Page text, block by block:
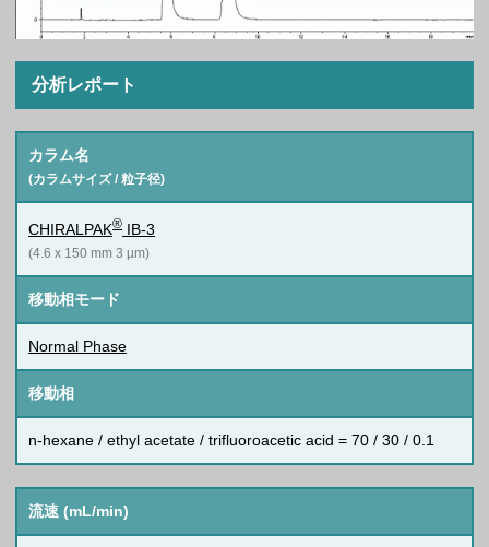
分析レポート
カラム名
(カラムサイズ / 粒子径)
CHIRALPAK® IB-3
(4.6 x 150 mm 3 µm)
移動相モード
Normal Phase
移動相
n-hexane / ethyl acetate / trifluoroacetic acid = 70 / 30 / 0.1
流速 (mL/min)